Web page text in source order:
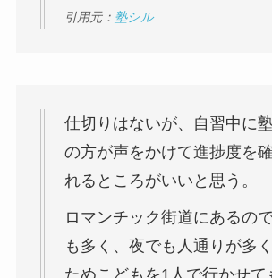
引用元： 塾シル
仕切りはないが、自習中に
の方が声をかけて進捗度を
れるところがいいと思う。
ロマンチック街道にあるの
も多く、夜でも人通りが多
ためこどもを1人で行かせて